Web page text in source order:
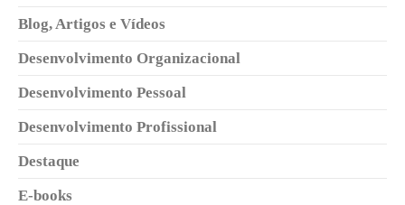
Blog, Artigos e Vídeos
Desenvolvimento Organizacional
Desenvolvimento Pessoal
Desenvolvimento Profissional
Destaque
E-books